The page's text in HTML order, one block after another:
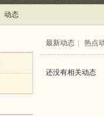
动态
最新动态 热点
还没有相关动态